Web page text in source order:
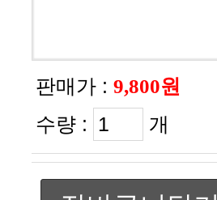
판매가 : 9,800원
수량 : 개